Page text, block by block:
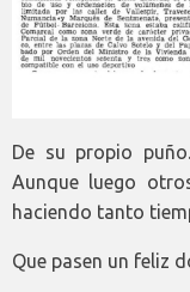
De su propio
Aunque luego
haciendo tanto
Que pasen un feliz